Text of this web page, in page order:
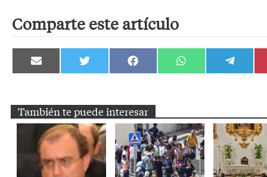
Comparte este artículo
Compartir
en
Compartir
en
Compartir
en
Compartir
en
Compartir
en
También te puede interesar